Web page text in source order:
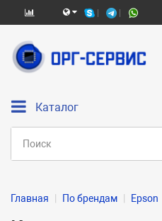
Каталог
Главная По брендам Epson